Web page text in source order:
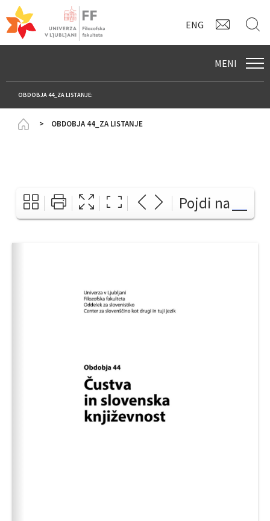
ENG
MENI
OBDOBJA 44_ZA LISTANJE:
HomepageOBDOBJA 44_ZA LISTANJE
Pojdi na